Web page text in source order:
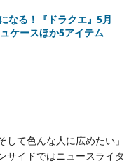
なる！『ドラクエ』5月
ケースほか5アイテム
して色んな人に広めたい」
サイドではニュースライタ